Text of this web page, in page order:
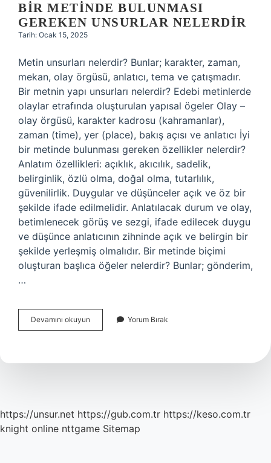
BIR METINDE BULUNMASI
GEREKEN UNSURLAR NELERDIR
Tarih: Ocak 15, 2025
Metin unsurları nelerdir? Bunlar; karakter, zaman,
mekan, olay örgüsü, anlatıcı, tema ve çatışmadır.
Bir metnin yapı unsurları nelerdir? Edebi metinlerde
olaylar etrafında oluşturulan yapısal ögeler Olay –
olay örgüsü, karakter kadrosu (kahramanlar),
zaman (time), yer (place), bakış açısı ve anlatıcı İyi
bir metinde bulunması gereken özellikler nelerdir?
Anlatım özellikleri: açıklık, akıcılık, sadelik,
belirginlik, özlü olma, doğal olma, tutarlılık,
güvenilirlik. Duygular ve düşünceler açık ve öz bir
şekilde ifade edilmelidir. Anlatılacak durum ve olay,
betimlenecek görüş ve sezgi, ifade edilecek duygu
ve düşünce anlatıcının zihninde açık ve belirgin bir
şekilde yerleşmiş olmalıdır. Bir metinde biçimi
oluşturan başlıca öğeler nelerdir? Bunlar; gönderim,
…
Devamını okuyun
Metinde
Unsurlar
Yorum Bırak
https://unsur.net https://gub.com.tr https://keso.com.tr
knight online nttgame Sitemap